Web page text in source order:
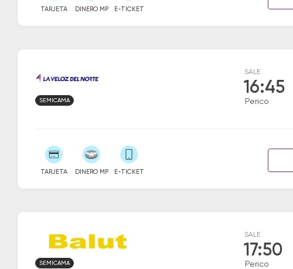
TARJETA DINERO MP E-TICKET
SALE
16:45
Perico
SEMICAMA
TARJETA DINERO MP E-TICKET
SALE
17:50
Perico
SEMICAMA